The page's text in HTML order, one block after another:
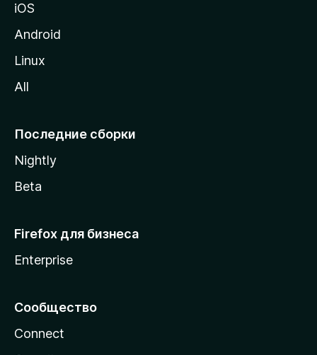
у
M
i
l
iOS
Android
Linux
All
Последние сборки
Nightly
Beta
Firefox для бизнеса
Enterprise
Сообщество
Connect